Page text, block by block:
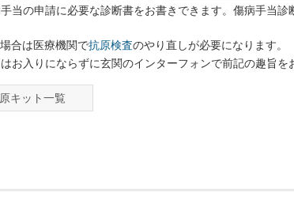
当の申請に必要な診断書をお書きできます。傷病手当
合は医療機関で抗原検査のやり直しが必要になります。
お入りにならずに玄関のインターフォンで前記の趣旨を
キット一覧